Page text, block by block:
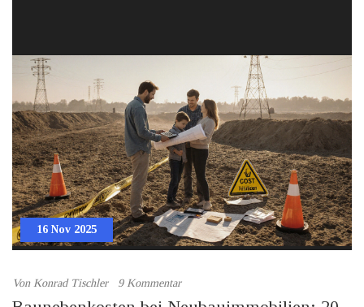
16 Nov 2025
Von Konrad Tischler 9 Kommentar